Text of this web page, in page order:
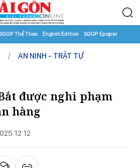
Thể Thao English Edition SGGP Epaper
AN NINH - TRẬT TỰ
được nghi phạm
hàng
12:12